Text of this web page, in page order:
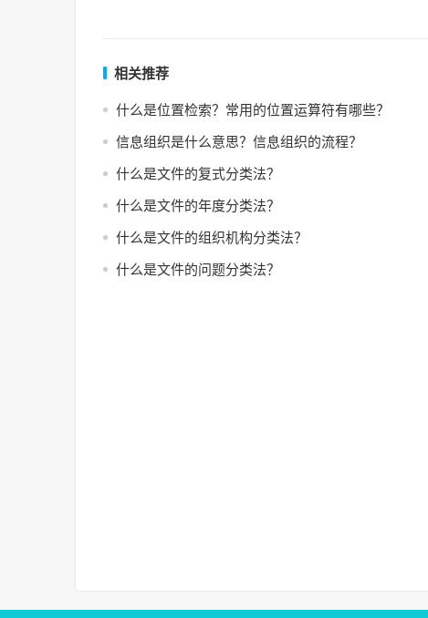
相关推荐
什么是位置检索？常用的位置运算符有哪些？
信息组织是什么意思？信息组织的流程？
什么是文件的复式分类法？
什么是文件的年度分类法？
什么是文件的组织机构分类法？
什么是文件的问题分类法？